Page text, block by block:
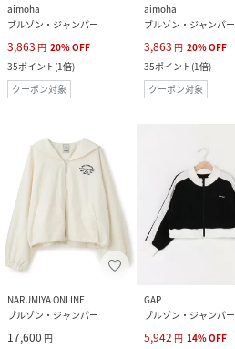
aimoha
ブルゾン・ジャンパー
3,863 円 20%OFF
35ポイント(1倍)
クーポン対象
aimoha
ブルゾン・ジャンパー
3,863 円 20%OFF
35ポイント(1倍)
クーポン対象
NARUMIYA ONLINE
ブルゾン・ジャンパー
17,600 円
GAP
ブルゾン・ジャンパー
5,942 円 14%OFF